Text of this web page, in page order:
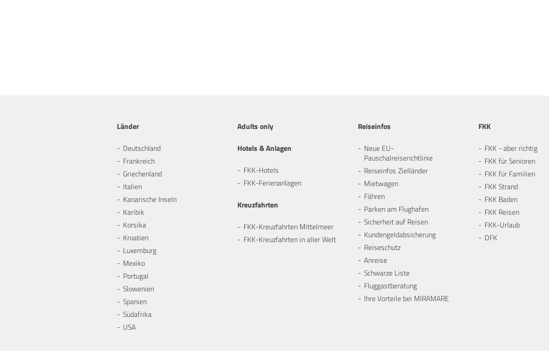
Länder
Deutschland
Frankreich
Griechenland
Italien
Kanarische Inseln
Karibik
Korsika
Kroatien
Luxemburg
Mexiko
Portugal
Slowenien
Spanien
Südafrika
USA
Adults only
Hotels & Anlagen
FKK-Hotels
FKK-Ferienanlagen
Kreuzfahrten
FKK-Kreuzfahrten Mittelmeer
FKK-Kreuzfahrten in aller Welt
Reiseinfos
Neue EU-
Pauschalreiserichtlinie
Reiseinfos Zielländer
Mietwagen
Fähren
Parken am Flughafen
Sicherheit auf Reisen
Kundengeldabsicherung
Reiseschutz
Anreise
Schwarze Liste
Fluggastberatung
Ihre Vorteile bei MIRAMARE
FKK
FKK - aber richtig
FKK für Senioren
FKK für Familien
FKK Strand
FKK Baden
FKK Reisen
FKK-Urlaub
DFK